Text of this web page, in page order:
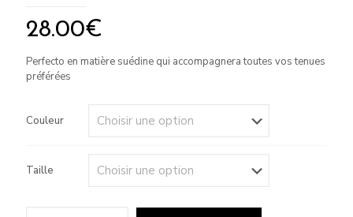
28.00€
Perfecto en matière suédine qui accompagnera toutes vos tenues
préférées
Couleur
Taille